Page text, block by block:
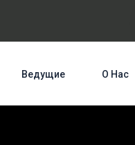
Ведущие О Нас